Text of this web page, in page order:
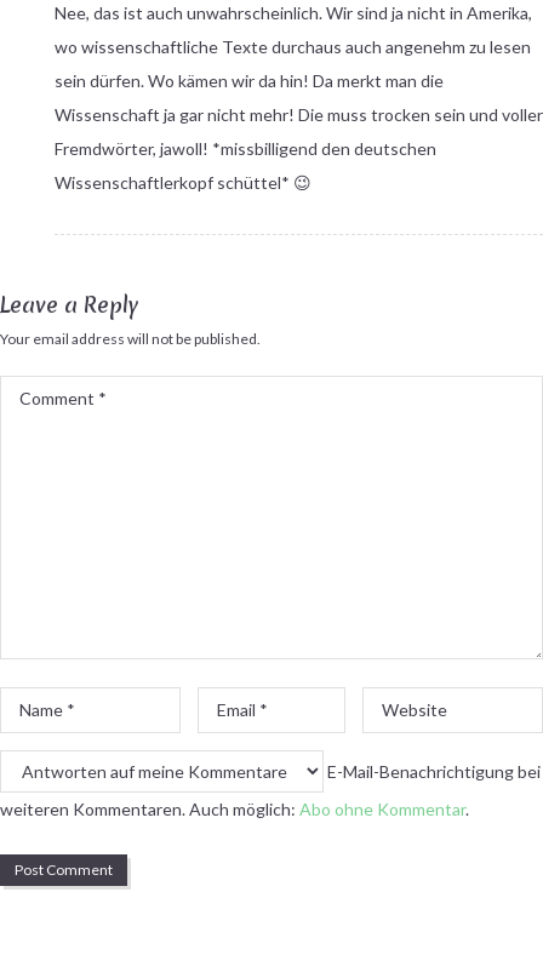
Nee, das ist auch unwahrscheinlich. Wir sind ja nicht in Amerika,
wo wissenschaftliche Texte durchaus auch angenehm zu lesen
sein dürfen. Wo kämen wir da hin! Da merkt man die
Wissenschaft ja gar nicht mehr! Die muss trocken sein und voller
Fremdwörter, jawoll! *missbilligend den deutschen
Wissenschaftlerkopf schüttel* 😉
Leave a Reply
Your email address will not be published.
Comment
Name
*
Email
*
Website
E-Mail-Benachrichtigung bei
weiteren Kommentaren. Auch möglich: Abo ohne Kommentar.